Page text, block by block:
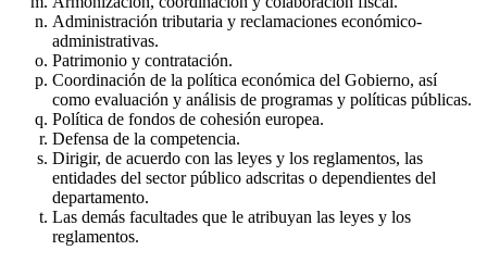
Administración tributaria y reclamaciones económico-
administrativas.
Patrimonio y contratación.
Coordinación de la política económica del Gobierno, así
como evaluación y análisis de programas y políticas públicas.
Política de fondos de cohesión europea.
Defensa de la competencia.
Dirigir, de acuerdo con las leyes y los reglamentos, las
entidades del sector público adscritas o dependientes del
departamento.
Las demás facultades que le atribuyan las leyes y los
reglamentos.